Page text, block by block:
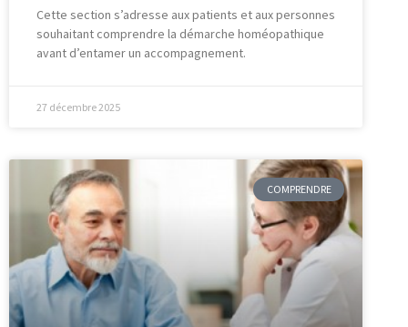
Cette section s’adresse aux patients et aux personnes
souhaitant comprendre la démarche homéopathique
avant d’entamer un accompagnement.
27 décembre 2025
COMPRENDRE